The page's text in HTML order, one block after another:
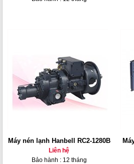
Máy nén lạnh Hanbell RC2-1280B
Liên hệ
Bảo hành : 12 tháng